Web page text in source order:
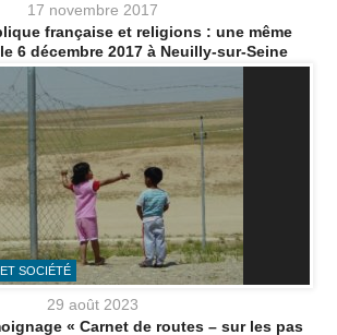
17 novembre 2017
française et religions : une même
6 décembre 2017 à Neuilly-sur-Seine
SOCIÉTÉ
29 août 2023
« Carnet de routes – sur les pas